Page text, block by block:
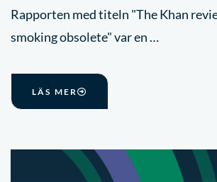
Rapporten med titeln "The Khan
smoking obsolete" var en …
LÄS MER